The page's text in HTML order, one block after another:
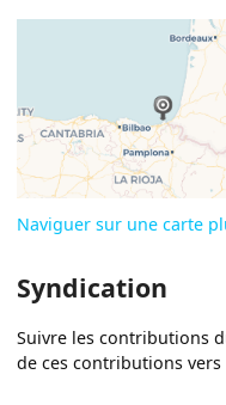
Naviguer sur une carte
Syndication
Suivre les contributions
de ces contributions